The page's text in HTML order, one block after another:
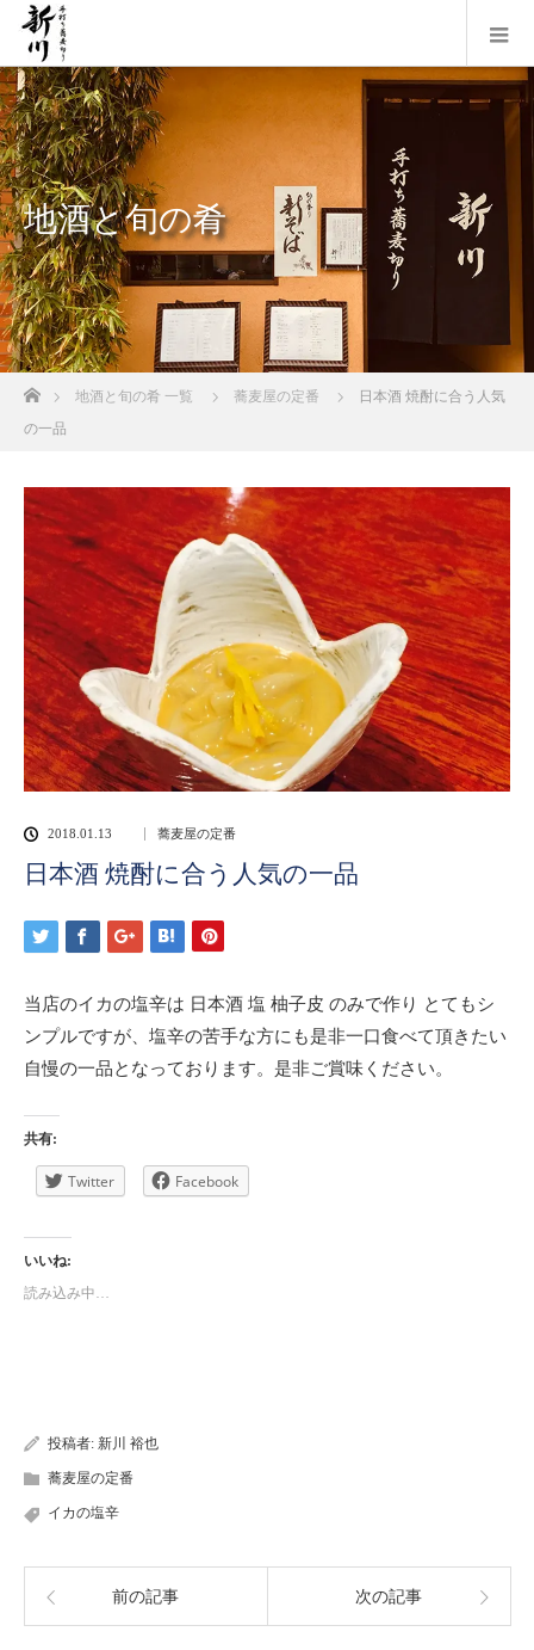
地酒と旬の肴
ホーム地酒と旬の肴 一覧 蕎麦屋の定番
日本酒 焼酎に合う人気
の一品
2018.01.13 蕎麦屋の定番
日本酒 焼酎に合う人気の一品
当店のイカの塩辛は 日本酒 塩 柚子皮 のみで作り とてもシ
ンプルですが、塩辛の苦手な方にも是非一口食べて頂きたい
自慢の一品となっております。是非ご賞味ください。
共有:
Twitter Facebook
いいね:
読み込み中…
投稿者: 新川 裕也
蕎麦屋の定番
イカの塩辛
前の記事 次の記事